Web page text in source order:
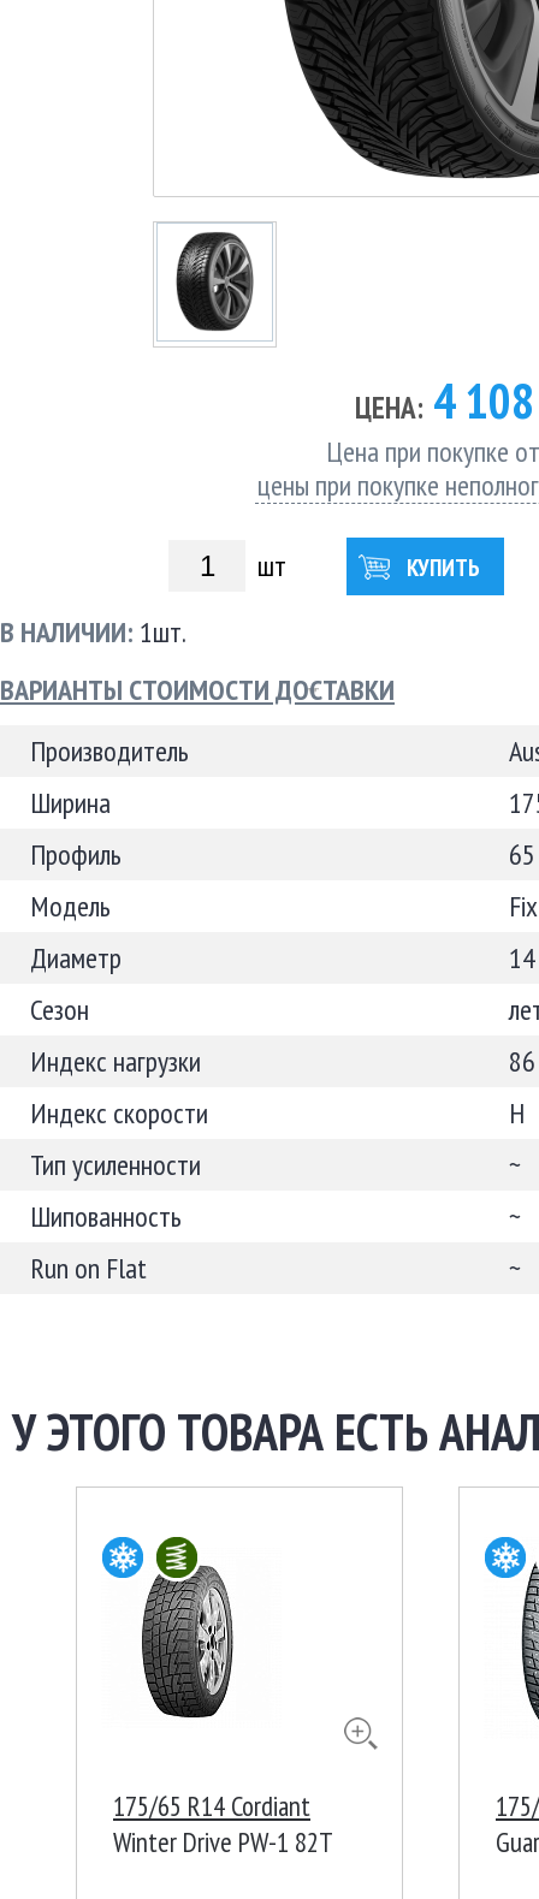
ЦЕНА: 4
Цена при покупке
цены при покупке
шт КУПИТЬ
В НАЛИЧИИ: 1шт.
ВАРИАНТЫ СТОИМОСТИ ДОСТАВКИ
Производитель
Ширина
Профиль
65
Модель
Диаметр
14
Сезон
Индекс нагрузки
86
Индекс скорости
H
Тип усиленности
~
Шипованность
~
Run on Flat
~
У ЭТОГО ТОВАРА ЕСТЬ
175/65 R14 Cordiant
Winter Drive PW-1 82T